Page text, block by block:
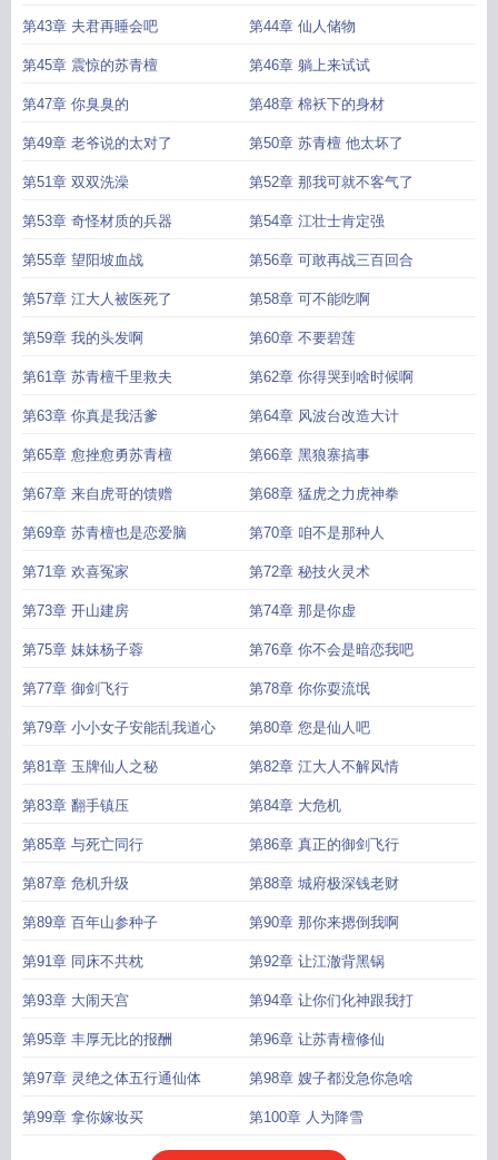
第43章 夫君再睡会吧 第44章 仙人储物
第45章 震惊的苏青檀 第46章 躺上来试试
第47章 你臭臭的 第48章 棉袄下的身材
第49章 老爷说的太对了 第50章 苏青檀 他太坏了
第51章 双双洗澡 第52章 那我可就不客气了
第53章 奇怪材质的兵器 第54章 江壮士肯定强
第55章 望阳坡血战 第56章 可敢再战三百回合
第57章 江大人被医死了 第58章 可不能吃啊
第59章 我的头发啊 第60章 不要碧莲
第61章 苏青檀千里救夫 第62章 你得哭到啥时候啊
第63章 你真是我活爹 第64章 风波台改造大计
第65章 愈挫愈勇苏青檀 第66章 黑狼寨搞事
第67章 来自虎哥的馈赠 第68章 猛虎之力虎神拳
第69章 苏青檀也是恋爱脑 第70章 咱不是那种人
第71章 欢喜冤家 第72章 秘技火灵术
第73章 开山建房 第74章 那是你虚
第75章 妹妹杨子蓉 第76章 你不会是暗恋我吧
第77章 御剑飞行 第78章 你你耍流氓
第79章 小小女子安能乱我道心 第80章 您是仙人吧
第81章 玉牌仙人之秘 第82章 江大人不解风情
第83章 翻手镇压 第84章 大危机
第85章 与死亡同行 第86章 真正的御剑飞行
第87章 危机升级 第88章 城府极深钱老财
第89章 百年山参种子 第90章 那你来摁倒我啊
第91章 同床不共枕 第92章 让江澈背黑锅
第93章 大闹天宫 第94章 让你们化神跟我打
第95章 丰厚无比的报酬 第96章 让苏青檀修仙
第97章 灵绝之体五行通仙体 第98章 嫂子都没急你急啥
第99章 拿你嫁妆买 第100章 人为降雪